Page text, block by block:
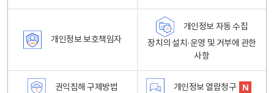
개인정보 보호책임자
개인정보 자동 수집
장치의 설치·운영 및 거부에 관한
사항
권익침해 구제방법 개인정보 열람청구